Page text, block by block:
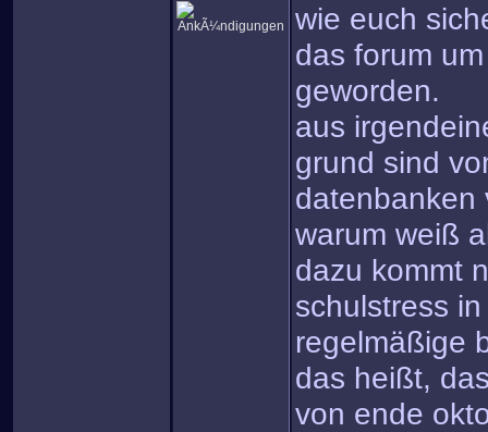
wie euch
das forum
geworden.
aus
grund sind
datenbanken
warum weiß
dazu kommt
schulstress
regelmäßige
das heißt,
von ende